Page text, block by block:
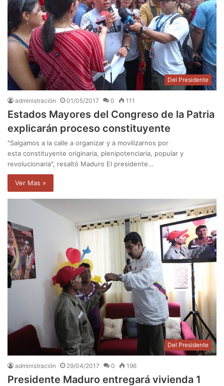
Del Presidente
administración 01/05/2017 0 111
Estados Mayores del Congreso de la Patria
explicarán proceso constituyente
"Salgamos a la calle a organizar y a movilizarnos por
esta constituyente originaria, plenipotenciaria, popular y
revolucionaria", resaltó Maduro El presidente…
Ver Mas »
Del Presidente
administración 29/04/2017 0 196
Presidente Maduro entregará vivienda 1